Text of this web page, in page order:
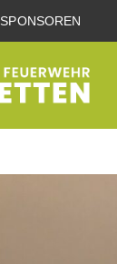
SPONSOREN